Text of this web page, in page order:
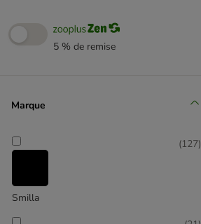
Boules de poils
PURINA ONE
Royal Canin
Sanabelle
5 % de remise
Marque
Smilla
(127)